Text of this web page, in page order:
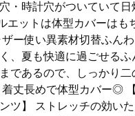
・時計穴がついていて日
エットは体型カバーはも
ー使い異素材切替ふんわ
、夏も快適に過ごせるふ
であるので、しっかり二
丈長めで体型カバー◎
ツ】 ストレッチの効い